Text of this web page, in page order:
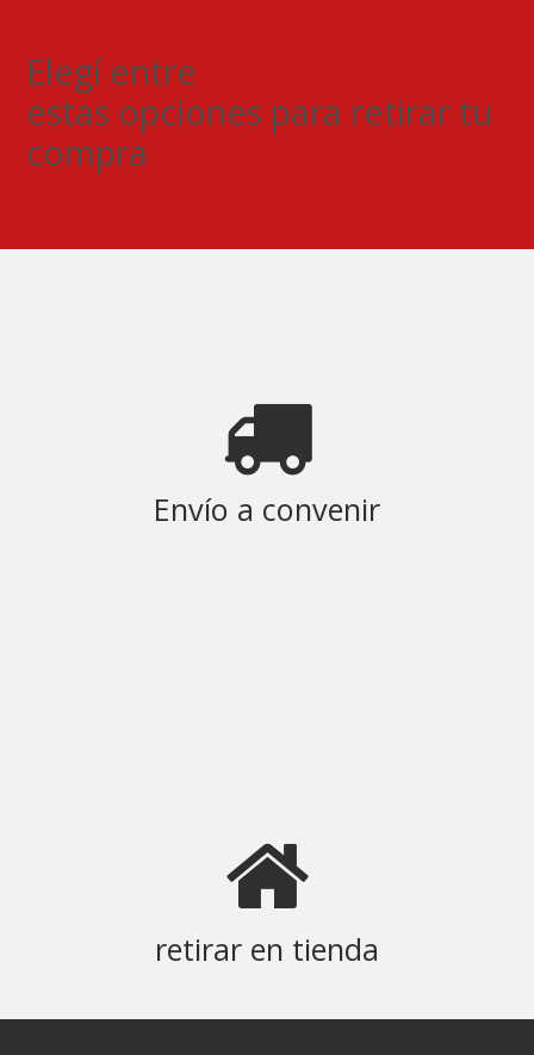
Elegí entre
estas opciones para retirar tu
compra
Envío a convenir
retirar en tienda